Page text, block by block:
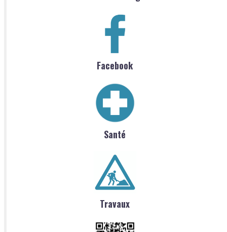
Facebook
Santé
Travaux